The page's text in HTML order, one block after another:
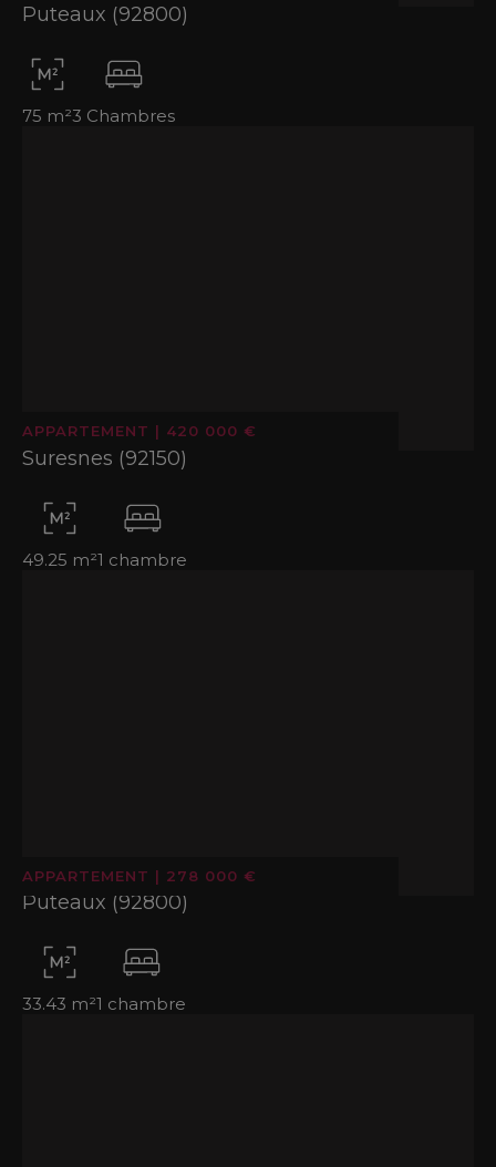
Puteaux (92800)
75 m²3 Chambres
APPARTEMENT | 420 000 €
Suresnes (92150)
49.25 m²1 chambre
APPARTEMENT | 278 000 €
Puteaux (92800)
33.43 m²1 chambre